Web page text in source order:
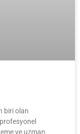
biri olan
ve uzman